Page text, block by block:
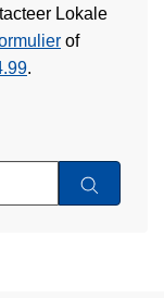
Lokale
of
.